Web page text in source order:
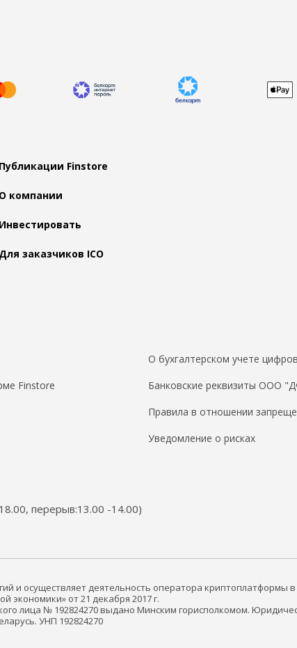
Публикации Finstore
О компании
Инвестировать
Для заказчиков ICO
О бухгалтерском учете
Finstore
Банковские реквизиты ООО
Правила в отношении
Уведомление о рисках
перерыв:13.00 -14.00)
и осуществляет деятельность оператора криптоплатформы
экономики» от 21 декабря 2017 г.
лица № 192824270 выдано Минским горисполкомом.
УНП 192824270